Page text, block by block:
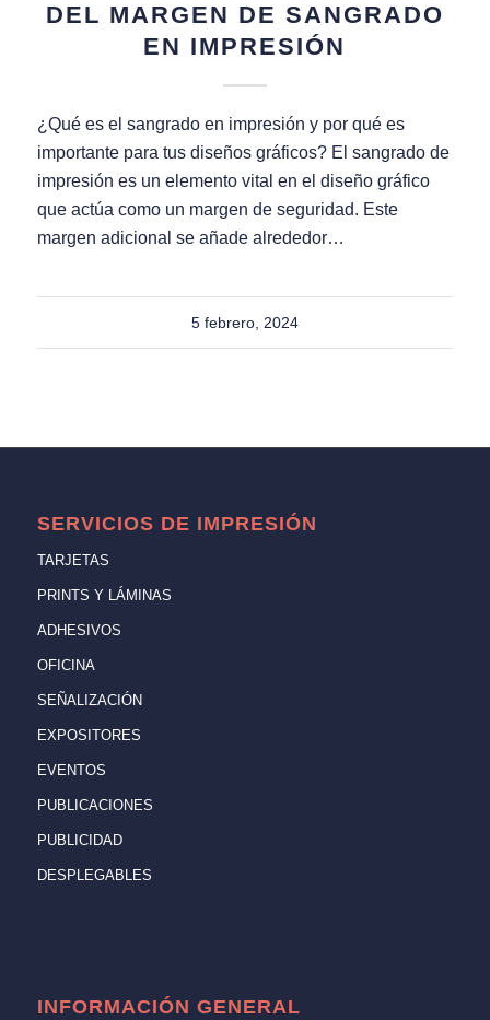
DEL MARGEN DE SANGRADO
EN IMPRESIÓN
¿Qué es el sangrado en impresión y por qué es
importante para tus diseños gráficos? El sangrado de
impresión es un elemento vital en el diseño gráfico
que actúa como un margen de seguridad. Este
margen adicional se añade alrededor…
5 febrero, 2024
SERVICIOS DE IMPRESIÓN
TARJETAS
PRINTS Y LÁMINAS
ADHESIVOS
OFICINA
SEÑALIZACIÓN
EXPOSITORES
EVENTOS
PUBLICACIONES
PUBLICIDAD
DESPLEGABLES
INFORMACIÓN GENERAL